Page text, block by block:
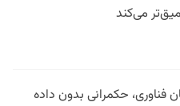
می‌کند
حکمرانی بدون داده